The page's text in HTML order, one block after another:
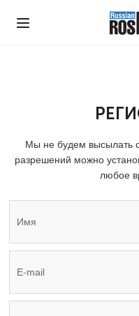
Мы не будем высылать
разрешений можно
любое